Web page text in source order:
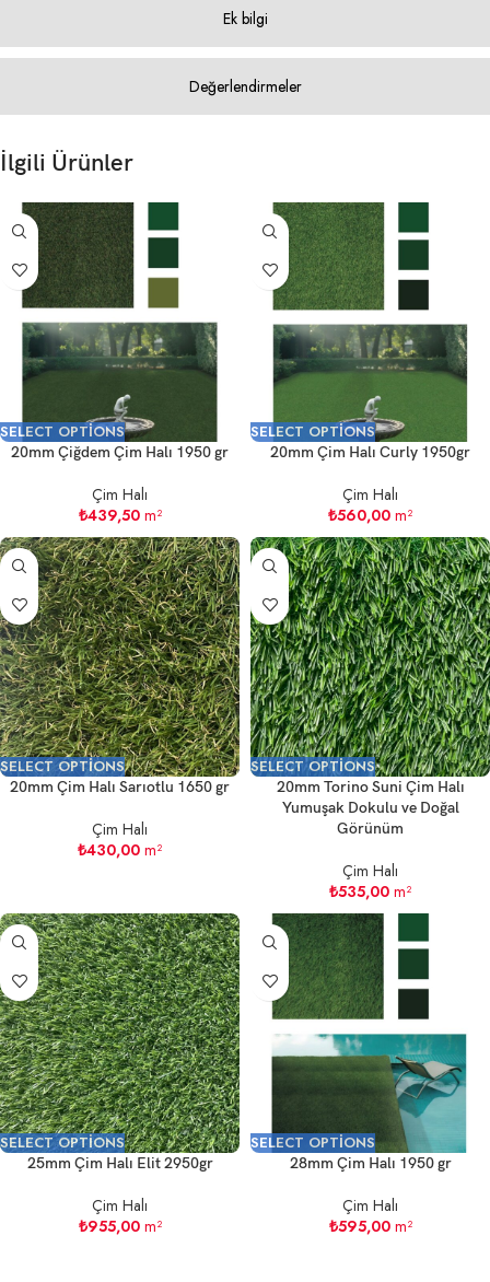
Ek bilgi
Değerlendirmeler
İlgili Ürünler
SELECT OPTIONS
20mm Çiğdem Çim Halı 1950 gr
Çim Halı
₺439,50m²
SELECT OPTIONS
20mm Çim Halı Curly 1950gr
Çim Halı
₺560,00 m²
SELECT OPTIONS
20mm Çim Halı Sarıotlu 1650 gr
Çim Halı
₺430,00 m²
SELECT OPTIONS
20mm Torino Suni Çim Halı
Yumuşak Dokulu ve Doğal
Görünüm
Çim Halı
₺535,00 m²
SELECT OPTIONS
25mm Çim Halı Elit 2950gr
Çim Halı
₺955,00m²
SELECT OPTIONS
28mm Çim Halı 1950 gr
Çim Halı
₺595,00m²